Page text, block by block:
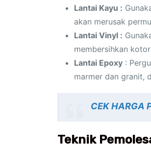
Lantai Kayu :
akan merusak
Lantai Vinyl :
membersihkan
Lantai Epoxy :
marmer dan granit,
CEK HARGA
Teknik